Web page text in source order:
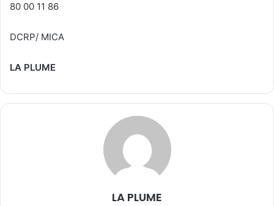
80 00 11 86
DCRP/ MICA
LA PLUME
LA PLUME